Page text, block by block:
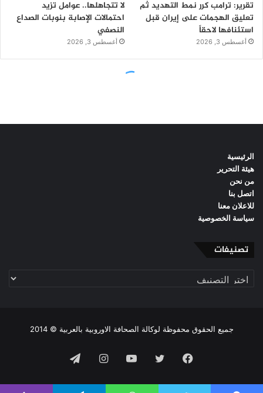
الرئيسية
هيئة التحرير
من نحن
اتصل بنا
للاعلان معنا
سياسة الخصوصية
تصنيفات
تصنيفات
جميع الحقوق محفوظة لوكالة الصحافة الاوروبية بالعربية © 2014
فيسبوك تويتر يوتيوبانستقرامتيلقرام